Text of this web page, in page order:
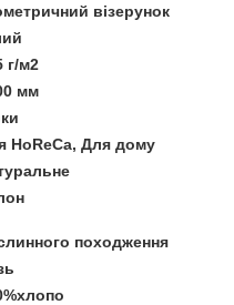
візерунок
г/м2
мм
HoReCa, Для дому
походження